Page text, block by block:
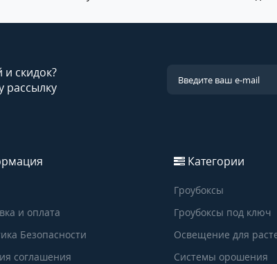
и скидок?
рассылку
и оплата
Безопасности
соглашения
Категории
Гроубоксы
Гроубоксы под ключ
Освещение для
Системы орошения